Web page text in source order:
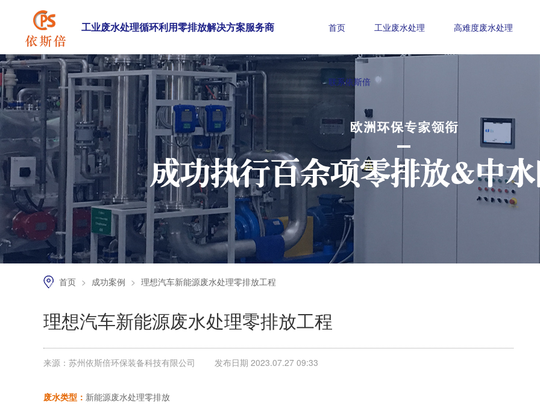
工业废水处理循环利用零排放解决方案服务商 首页 工业废水处理 高难度废水处理
联系依斯倍
首页 > 成功案例 > 理想汽车新能源废水处理零排放工程
理想汽车新能源废水处理零排放工程
来源：苏州依斯倍环保装备科技有限公司 发布日期 2023.07.27 09:33
废水类型： 新能源废水处理零排放